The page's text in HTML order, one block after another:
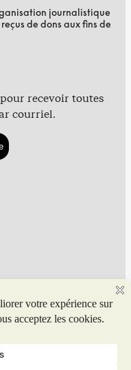
journalistique
de dons aux fins de
recevoir toutes
courriel.